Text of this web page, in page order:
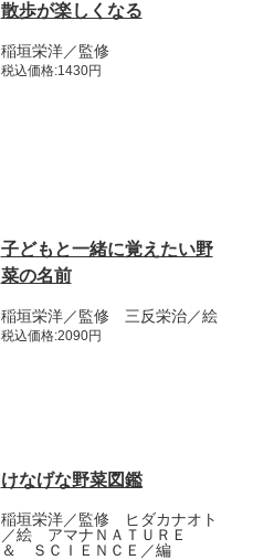
散歩が楽しくなる
稲垣栄洋／監修
税込価格:1430円
子どもと一緒に覚えたい野
菜の名前
稲垣栄洋／監修 三反栄治／絵
税込価格:2090円
けなげな野菜図鑑
稲垣栄洋／監修 ヒダカナオト
／絵 アマナＮＡＴＵＲＥ
＆ ＳＣＩＥＮＣＥ／編